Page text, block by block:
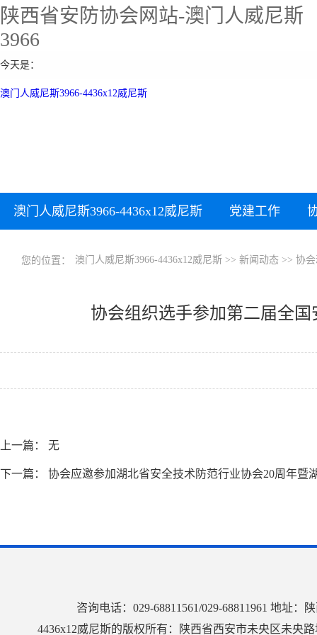
陕西省安防协会网站-澳门人威尼斯
3966
今天是：
澳门人威尼斯3966-4436x12威尼斯
澳门人威尼斯3966-4436x12威尼斯 党建工作
您的位置： 澳门人威尼斯3966-4436x12威尼斯 >> 新闻动态 >> 协
协会组织选手参加第二届全
上一篇： 无
下一篇： 协会应邀参加湖北省安全技术防范行业协会20周年暨
咨询电话：029-68811561/029-68811961 地址
4436x12威尼斯的版权所有：陕西省西安市未央区未央